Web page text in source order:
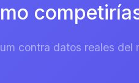
contra datos reales